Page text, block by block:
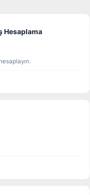
Hesaplama